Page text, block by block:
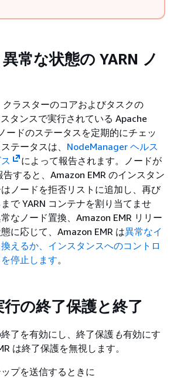
常な状態の YARN ノ
クラスターのコアおよびタスクの
タンスで実行されている Apache
ードのステータスを定期的にチェッ
テータスは、 NodeManager ヘルス
によって報告されます。ノードが
告すると、Amazon EMR のインスタン
ノードを拒否リストに追加し、再び
で YARN コンテナを割り当てませ
なノード置換、Amazon EMR リリー
に応じて、Amazon EMR は異常なイ
えるか、インスタンスへのコントロ
停止します。
の終了保護と終了
了を有効にし、終了保護 も有効にす
は終了保護を無視します。
プを送信するときに